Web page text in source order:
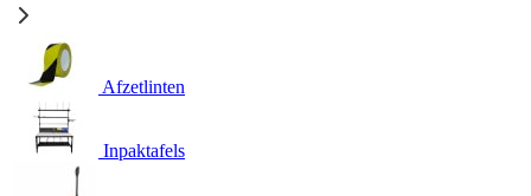
Afzetlinten
Inpaktafels